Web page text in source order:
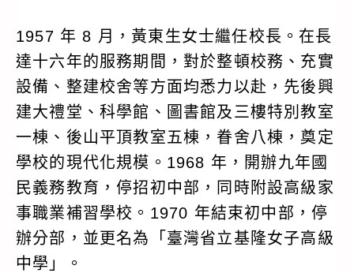
1957 年 8 月，黃東生女士繼任校長。在長
達十六年的服務期間，對於整頓校務、充實
設備、整建校舍等方面均悉力以赴，先後興
建大禮堂、科學館、圖書館及三樓特別教室
一棟、後山平頂教室五棟，眷舍八棟，奠定
學校的現代化規模。1968 年，開辦九年國
民義務教育，停招初中部，同時附設高級家
事職業補習學校。1970 年結束初中部，停
辦分部，並更名為「臺灣省立基隆女子高級
中學」。